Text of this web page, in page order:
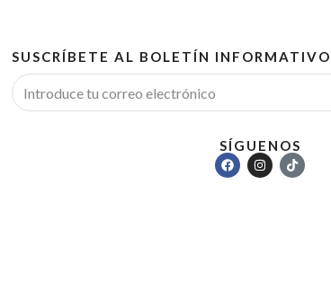
SUSCRÍBETE AL BOLETÍN INFORMATIVO
SÍGUENOS